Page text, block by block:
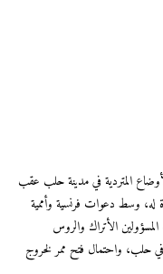
المتردية في مدينة حلب عقب
له، وسط دعوات فرنسية وأممية
الأتراك والروس
في حلب، واحتمال فتح ممر لخروج